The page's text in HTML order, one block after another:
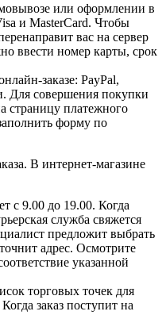
или оформлении в
и MasterCard. Чтобы
вас на сервер
ввести номер карты, срок
заказе: PayPal,
Для совершения покупки
страницу платежного
форму по
В интернет-магазине
с 9.00 до 19.00. Когда
служба свяжется
предложит выбрать
адрес. Осмотрите
указанной
торговых точек для
заказ поступит на